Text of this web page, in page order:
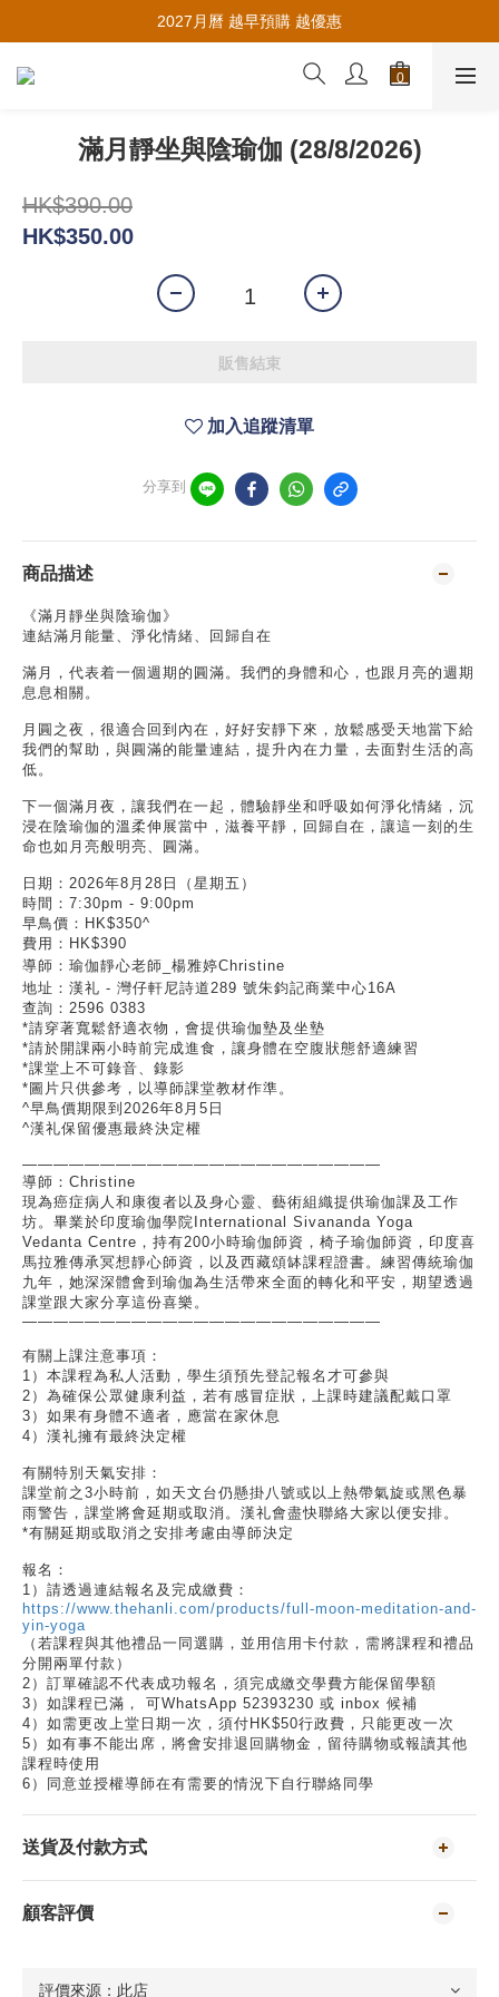
推薦新會員入會，賺取購物金🪙
2027月曆 越早預購 越優惠
推薦新會員入會，賺取購物金🪙
滿月靜坐與陰瑜伽 (28/8/2026)
HK$390.00
HK$350.00
販售結束
加入追蹤清單
分享到
商品描述
《滿月靜坐與陰瑜伽》
連結滿月能量、淨化情緒、回歸自在
滿月，代表着一個週期的圓滿。我們的身體和心，也跟月亮的週期
息息相關。
月圓之夜，很適合回到內在，好好安靜下來，放鬆感受天地當下給
我們的幫助，與圓滿的能量連結，提升內在力量，去面對生活的高
低。
下一個滿月夜，讓我們在一起，體驗靜坐和呼吸如何淨化情緒，沉
浸在陰瑜伽的溫柔伸展當中，滋養平靜，回歸自在，讓這一刻的生
命也如月亮般明亮、圓滿。
日期： 2026年8 月28日（星期五）
時間：7:30pm - 9:00pm
早鳥價： HK$350^
費用： HK$390
導師：瑜伽靜心老師 楊雅婷Christine
地址：漢礼 - 灣仔軒尼詩道289 號朱鈞記商業中心16A
查詢： 2596 0383
*請穿著寬鬆舒適衣物，會提供瑜伽墊及坐墊
*請於開課兩小時前完成進食，讓身體在空腹狀態舒適練習
*課堂上不可錄音、錄影
* 圖片只供參考，以導師課堂教材作準。
^早鳥價期限到 2026年8 月 5 日
^漢礼保留優惠最終決定權
———————————————————————
導師： Christine
現為癌症病人和康復者以及身心靈、藝術組織提供瑜伽課及工作
坊。畢業於印度瑜伽學院 International Sivananda Yoga
Vedanta Centre ，持有200小時瑜伽師資，椅子瑜伽師資，印度喜
馬拉雅傳承冥想靜心師資，以及西藏頌缽課程證書。練習傳統瑜伽
九年，她深深體會到瑜伽為生活帶來全面的轉化和平安，期望透過
課堂跟大家分享這份喜樂。
———————————————————————
有關上課注意事項：
1）本課程為私人活動，學生須預先登記報名才可參與
2）為確保公眾健康利益，若有感冒症狀，上課時建議配戴口罩
3）如果有身體不適者，應當在家休息
4）漢礼擁有最終決定權
有關特別天氣安排：
課堂前之3小時前，如天文台仍懸掛八號或以上熱帶氣旋或黑色暴
雨警告，課堂將會延期或取消。漢礼會盡快聯絡大家以便安排。
*有關延期或取消之安排考慮由導師決定
報名：
1）請透過連結報名及完成繳費：
https://www.thehanli.com/products/full-moon-meditation-and-
yin-yoga
（若課程與其他禮品一同選購，並用信用卡付款，需將課程和禮品
分開兩單付款）
2）訂單確認不代表成功報名，須完成繳交學費方能保留學額
3）如課程已滿， 可WhatsApp 52393230 或 inbox 候補
4）如需更改上堂日期一次，須付HK$50行政費，只能更改一次
5）如有事不能出席，將會安排退回購物金，留待購物或報讀其他
課程時使用
6）同意並授權導師在有需要的情況下自行聯絡同學
送貨及付款方式
顧客評價